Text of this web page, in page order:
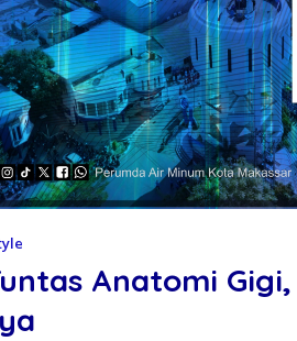
Anatomi